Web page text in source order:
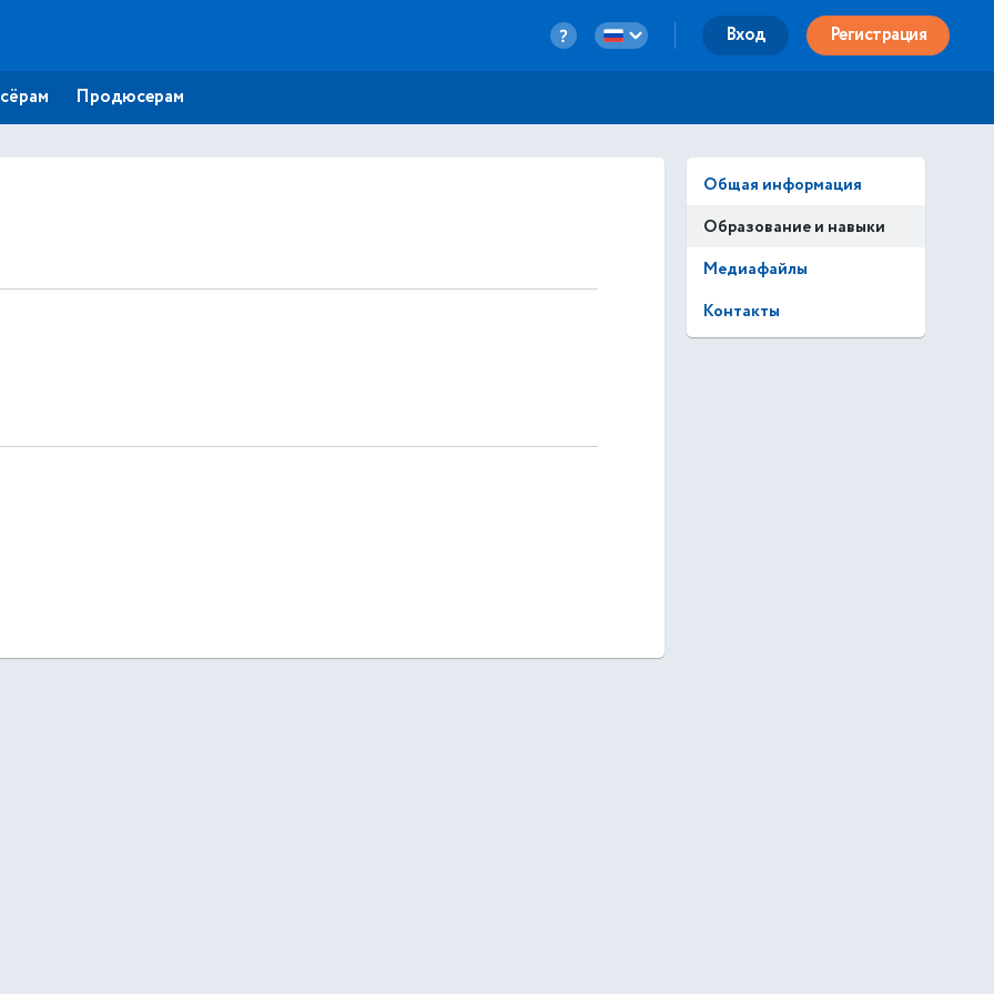
Вход Регистрация
Продюсерам
Общая информация
Образование и навыки
Медиафайлы
Контакты